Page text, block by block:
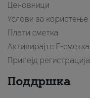
Ценовници
Услови за користење
Плати сметка
Активирајте Е-сметка
Припејд регистрација
Поддршка